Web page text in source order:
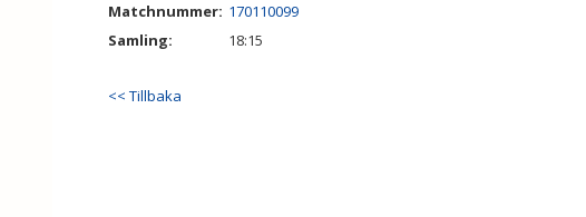
Matchnummer: 170110099
Samling:
18:15
<< Tillbaka